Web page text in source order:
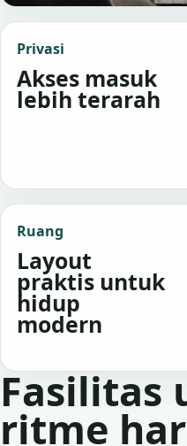
Privasi
Akses masuk
lebih terarah
Ruang
Layout
praktis untuk
hidup
modern
Fasilitas
ritme